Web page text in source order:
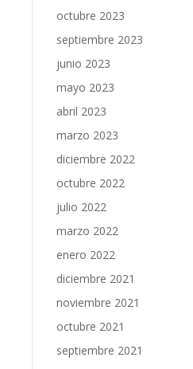
octubre 2023
septiembre 2023
junio 2023
mayo 2023
abril 2023
marzo 2023
diciembre 2022
octubre 2022
julio 2022
marzo 2022
enero 2022
diciembre 2021
noviembre 2021
octubre 2021
septiembre 2021